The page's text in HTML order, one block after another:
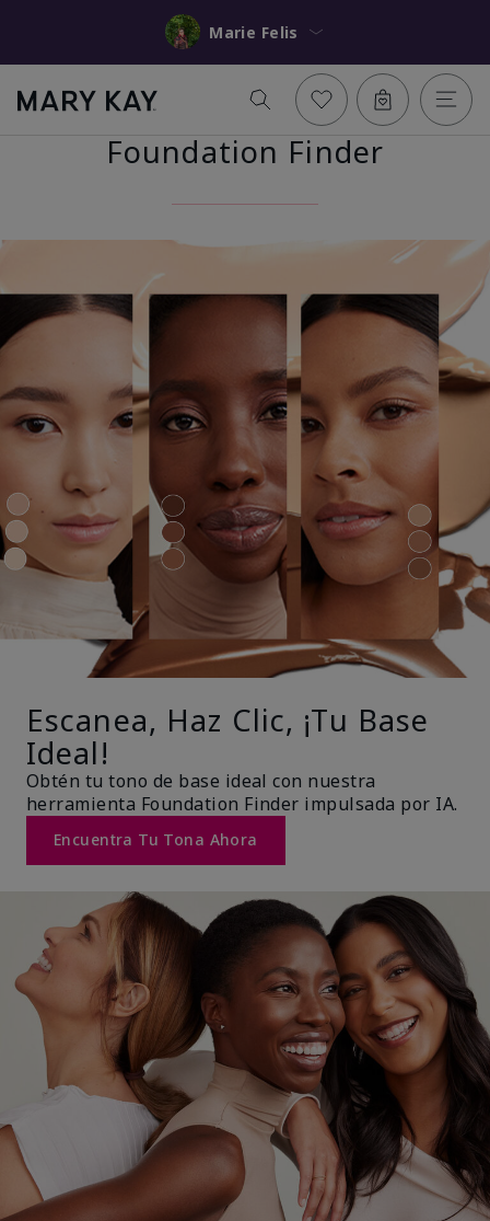
Marie Felis
Foundation Finder
Escanea, Haz Clic, ¡Tu Base
Ideal!
Obtén tu tono de base ideal con nuestra
herramienta Foundation Finder impulsada por IA.
Encuentra Tu Tona Ahora